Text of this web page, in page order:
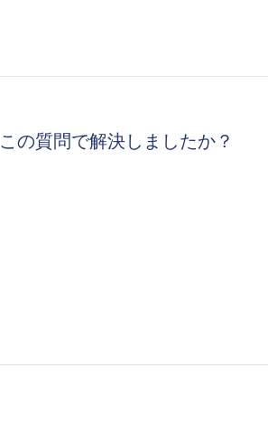
この質問で解決しましたか？